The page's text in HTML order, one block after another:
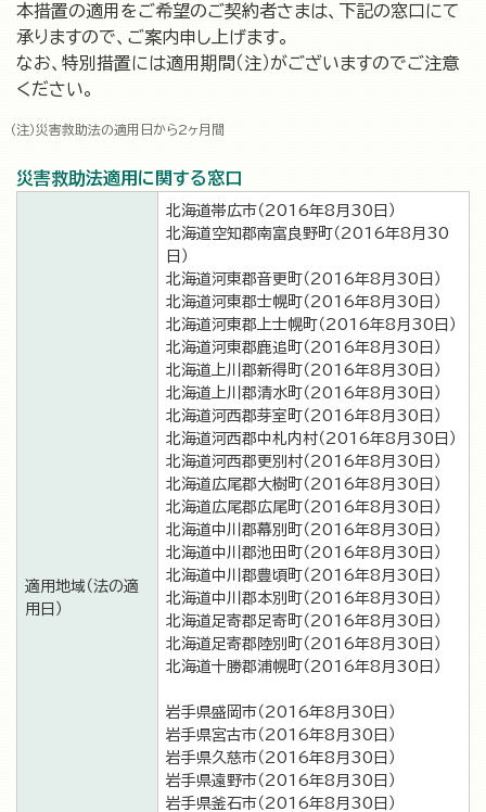
本措置の適用をご希望のご契約者さまは、下記の窓口にて
承りますので、ご案内申し上げます。
なお、特別措置には適用期間（注）がございますのでご注意
ください。
災害救助法の適用日から2ヶ月間
災害救助法適用に関する窓口
適用地域（法の適
用日）
北海道帯広市（2016年8月30日）
北海道空知郡南富良野町（2016年8月30
日）
北海道河東郡音更町（2016年8月30日）
北海道河東郡士幌町（2016年8月30日）
北海道河東郡上士幌町（2016年8月30日）
北海道河東郡鹿追町（2016年8月30日）
北海道上川郡新得町（2016年8月30日）
北海道上川郡清水町（2016年8月30日）
北海道河西郡芽室町（2016年8月30日）
北海道河西郡中札内村（2016年8月30日）
北海道河西郡更別村（2016年8月30日）
北海道広尾郡大樹町（2016年8月30日）
北海道広尾郡広尾町（2016年8月30日）
北海道中川郡幕別町（2016年8月30日）
北海道中川郡池田町（2016年8月30日）
北海道中川郡豊頃町（2016年8月30日）
北海道中川郡本別町（2016年8月30日）
北海道足寄郡足寄町（2016年8月30日）
北海道足寄郡陸別町（2016年8月30日）
北海道十勝郡浦幌町（2016年8月30日）
岩手県盛岡市（2016年8月30日）
岩手県宮古市（2016年8月30日）
岩手県久慈市（2016年8月30日）
岩手県遠野市（2016年8月30日）
岩手県釜石市（2016年8月30日）